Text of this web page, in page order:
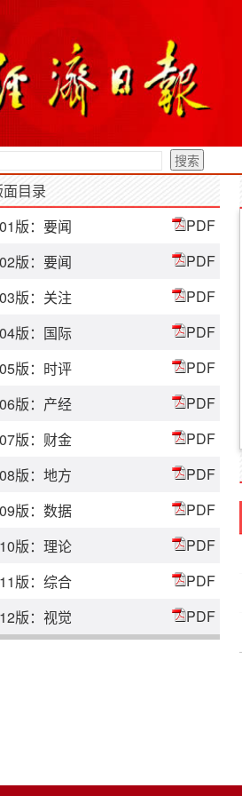
面目录
版：要闻
PDF
版：要闻
PDF
版：关注
PDF
版：国际
PDF
版：时评
PDF
版：产经
PDF
版：财金
PDF
版：地方
PDF
版：数据
PDF
版：理论
PDF
版：综合
PDF
版：视觉
PDF